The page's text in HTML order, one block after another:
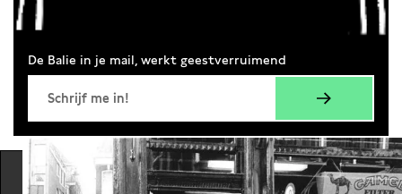
De Balie in je mail, werkt geestverruimend